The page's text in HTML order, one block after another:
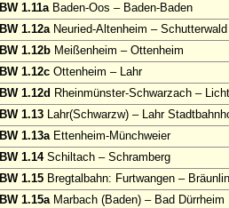
BW 1.11aBaden-Oos – Baden-Baden
BW 1.12aNeuried-Altenheim – Schutterwald
BW 1.12b Meißenheim – Ottenheim
BW 1.12c Ottenheim – Lahr
BW 1.12d Rheinmünster-Schwarzach –
BW 1.13 Lahr(Schwarzw) – Lahr
BW 1.13aEttenheim-Münchweier
BW 1.14Schiltach – Schramberg
BW 1.15 Bregtalbahn: Furtwangen –
BW 1.15aMarbach (Baden) – Bad Dürrheim